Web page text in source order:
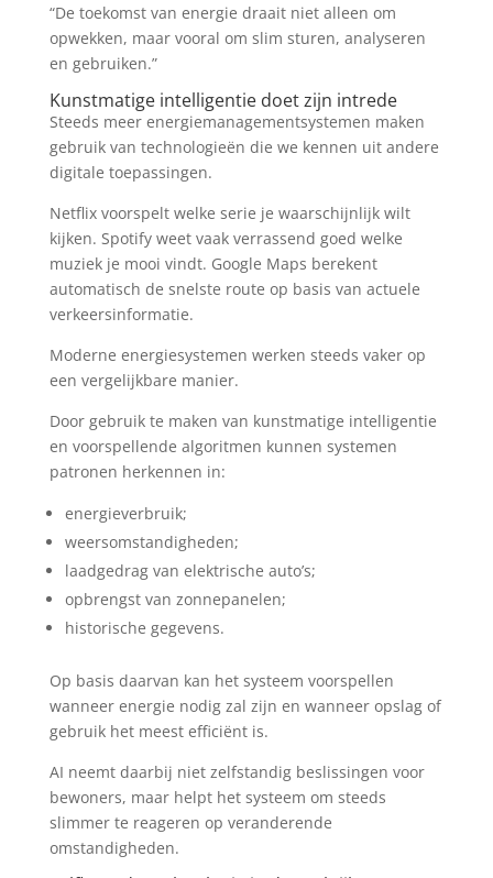
“De toekomst van energie draait niet alleen om
opwekken, maar vooral om slim sturen, analyseren
en gebruiken.”
Kunstmatige intelligentie doet zijn intrede
Steeds meer energiemanagementsystemen maken
gebruik van technologieën die we kennen uit andere
digitale toepassingen.
Netflix voorspelt welke serie je waarschijnlijk wilt
kijken. Spotify weet vaak verrassend goed welke
muziek je mooi vindt. Google Maps berekent
automatisch de snelste route op basis van actuele
verkeersinformatie.
Moderne energiesystemen werken steeds vaker op
een vergelijkbare manier.
Door gebruik te maken van kunstmatige intelligentie
en voorspellende algoritmen kunnen systemen
patronen herkennen in:
energieverbruik;
weersomstandigheden;
laadgedrag van elektrische auto’s;
opbrengst van zonnepanelen;
historische gegevens.
Op basis daarvan kan het systeem voorspellen
wanneer energie nodig zal zijn en wanneer opslag of
gebruik het meest efficiënt is.
AI neemt daarbij niet zelfstandig beslissingen voor
bewoners, maar helpt het systeem om steeds
slimmer te reageren op veranderende
omstandigheden.